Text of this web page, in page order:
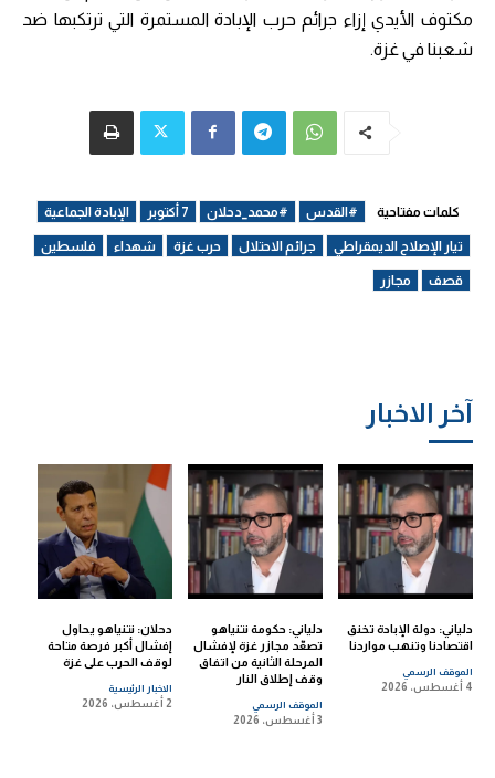
آخر الاخبار
دلياني: دولة الإبادة تخنق
اقتصادنا وتنهب مواردنا
الموقف الرسمي
4 أغسطس، 2026
دلياني: حكومة نتنياهو
تصعّد مجازر غزة لإفشال
المرحلة الثانية من اتفاق
وقف إطلاق النار
الموقف الرسمي
3 أغسطس، 2026
دحلان: نتنياهو يحاول
إفشال أكبر فرصة متاحة
لوقف الحرب على غزة
الاخبار الرئيسية
2 أغسطس، 2026
مكتوف الأيدي إزاء جرائم حرب الإبادة المستمرة التي ترتكبها ضد
شعبنا في غزة.
كلمات مفتاحية #القدس #محمد_دحلان 7 أكتوبر الإبادة الجماعية
تيار الإصلاح الديمقراطي جرائم الاحتلال حرب غزة شهداء فلسطين
قصف مجازر